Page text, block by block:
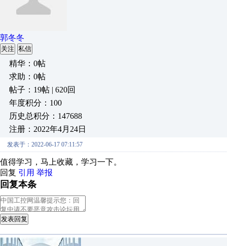
郭冬冬
关注 私信
精华：0帖
求助：0帖
帖子：19帖 | 620回
年度积分：100
历史总积分：147688
注册：2022年4月24日
发表于：2022-06-17 07:11:57
值得学习，马上收藏，学习一下。
回复 引用 举报
回复本条
发表回复